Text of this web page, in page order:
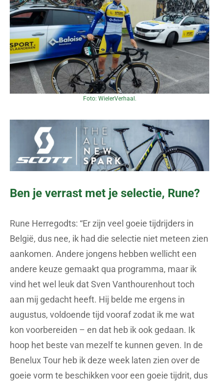
Foto: WielerVerhaal.
Ben je verrast met je selectie, Rune?
Rune Herregodts: “Er zijn veel goeie tijdrijders in
België, dus nee, ik had die selectie niet meteen zien
aankomen. Andere jongens hebben wellicht een
andere keuze gemaakt qua programma, maar ik
vind het wel leuk dat Sven Vanthourenhout toch
aan mij gedacht heeft. Hij belde me ergens in
augustus, voldoende tijd vooraf zodat ik me wat
kon voorbereiden – en dat heb ik ook gedaan. Ik
hoop het beste van mezelf te kunnen geven. In de
Benelux Tour heb ik deze week laten zien over de
goeie vorm te beschikken voor een goeie tijdrit, dus